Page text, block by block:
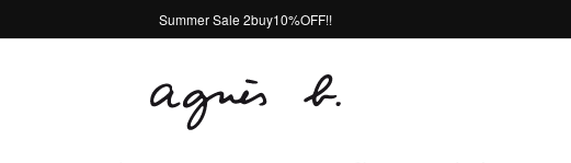
熊本地域地震の影響による配送遅延について
Summer Sale 2buy10%OFF!!
熊本地域地震の影響による配送遅延について
Summer Sale 2buy10%OFF!!